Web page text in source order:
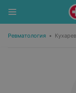
Ревматология •